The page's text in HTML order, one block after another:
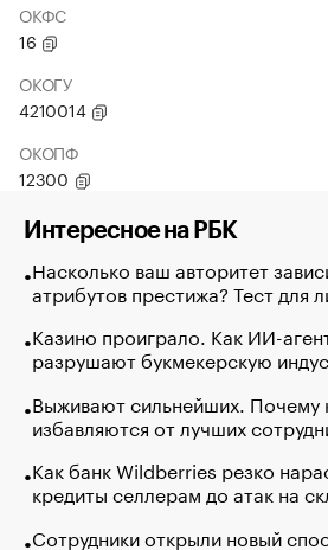
ОКФС
16
ОКОГУ
4210014
ОКОПФ
12300
Интересное на РБК
Насколько ваш авторитет
атрибутов престижа? Тест для
Казино проиграло. Как ИИ-
разрушают букмекерскую
Выживают сильнейших. Почему
избавляются от лучших
Как банк Wildberries резко
кредиты селлерам до атак на
Сотрудники открыли новый